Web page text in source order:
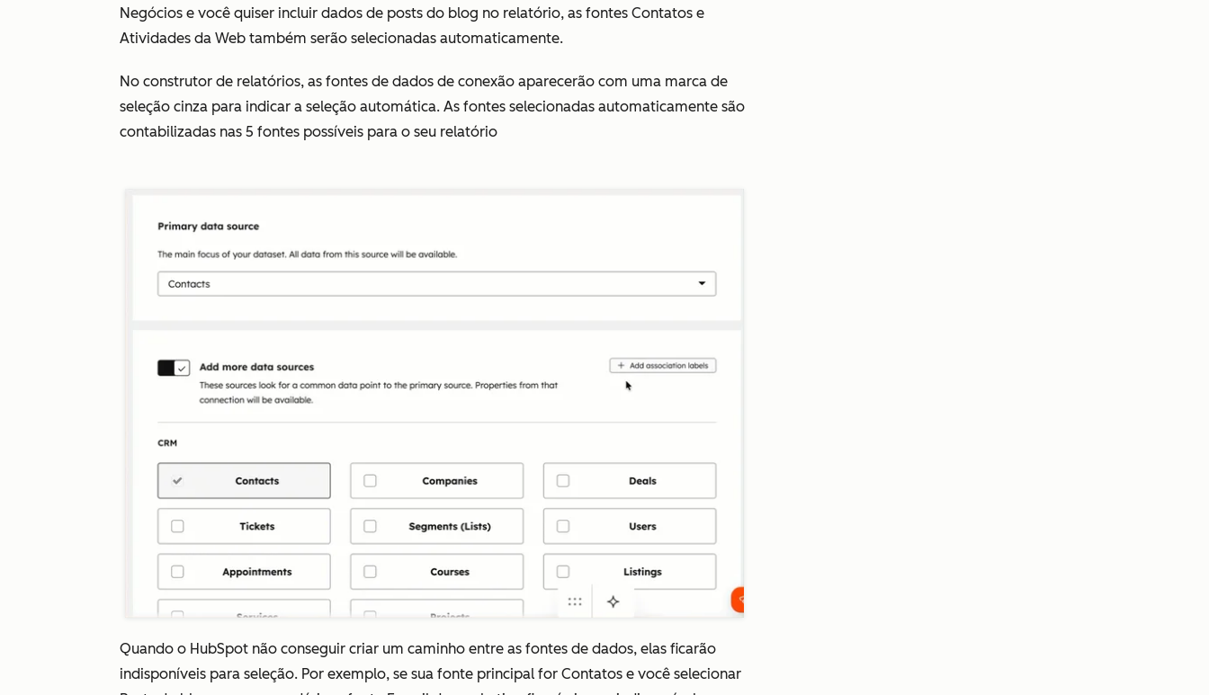
Negócios e você quiser incluir dados de posts do blog no relatório, as fontes Contatos e
Atividades da Web também serão selecionadas automaticamente.
No construtor de relatórios, as fontes de dados de conexão aparecerão com uma marca de
seleção cinza para indicar a seleção automática. As fontes selecionadas automaticamente são
contabilizadas nas 5 fontes possíveis para o seu relatório
Quando o HubSpot não conseguir criar um caminho entre as fontes de dados, elas ficarão
indisponíveis para seleção. Por exemplo, se sua fonte principal for Contatos e você selecionar